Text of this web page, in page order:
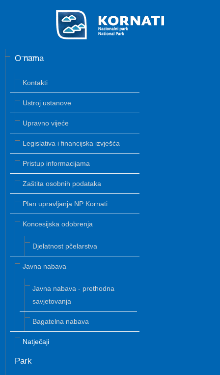
O nama
Kontakti
Ustroj ustanove
Upravno vijeće
Legislativa i financijska izvješća
Pristup informacijama
Zaštita osobnih podataka
Plan upravljanja NP Kornati
Koncesijska odobrenja
Djelatnost pčelarstva
Javna nabava
Javna nabava - prethodna
savjetovanja
Bagatelna nabava
Natječaji
Park